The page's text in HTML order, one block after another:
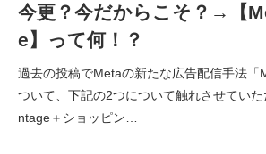
今更？今だからこそ？→【
e】って何！？
過去の投稿でMetaの新たな広告配信手法「
ついて、下記の2つについて触れさせてい
ntage＋ショッピン…